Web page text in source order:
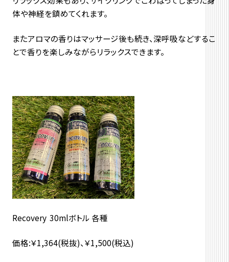
体や神経を鎮めてくれます。
またアロマの香りはマッサージ後も続き、深呼吸などするこ
とで香りを楽しみながらリラックスできます。
Recovery 30mlボトル 各種
価格:￥1,364(税抜)、￥1,500(税込)